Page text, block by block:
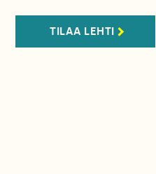
TILAA LEHTI